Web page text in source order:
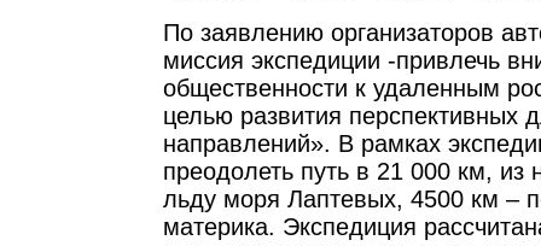
По заявлению организаторов
миссия экспедиции -привлечь
общественности к удаленным
целью развития перспективных
направлений». В рамках
преодолеть путь в 21 000 км, из
льду моря Лаптевых, 4500 км –
материка. Экспедиция